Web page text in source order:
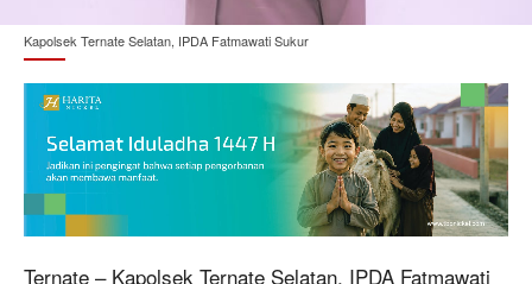
Kapolsek Ternate Selatan, IPDA Fatmawati Sukur
Ternate – Kapolsek Ternate Selatan, IPDA Fatmawati